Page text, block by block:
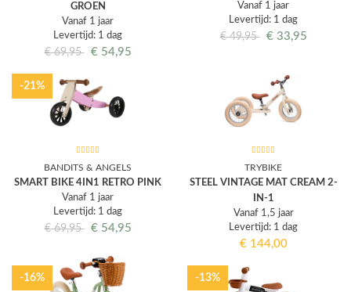
GROEN
Vanaf 1 jaar
Levertijd: 1 dag
€69,95 € 54,95
Vanaf 1 jaar
Levertijd: 1 dag
€49,95 € 33,95
-21%
BANDITS & ANGELS
SMART BIKE 4IN1 RETRO PINK
Vanaf 1 jaar
Levertijd: 1 dag
€69,95 € 54,95
TRYBIKE
STEEL VINTAGE MAT CREAM 2-
IN-1
Vanaf 1,5 jaar
Levertijd: 1 dag
€ 144,00
-16% -13%